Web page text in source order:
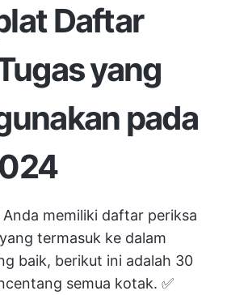
Daftar
yang
pada
memiliki daftar periksa
termasuk ke dalam
baik, berikut ini adalah 30
semua kotak. ✅